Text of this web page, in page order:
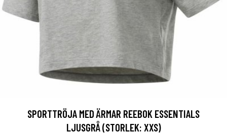
SPORTTRÖJA MED ÄRMAR REEBOK ESSENTIALS
LJUSGRÅ (STORLEK: XXS)